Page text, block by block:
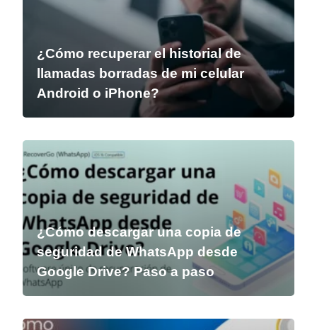
¿Cómo recuperar el historial de
llamadas borradas de mi celular
Android o iPhone?
¿Cómo descargar una copia de
seguridad de WhatsApp desde
Google Drive? Paso a paso